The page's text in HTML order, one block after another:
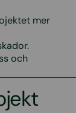
mer
och